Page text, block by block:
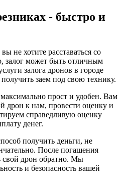
- быстро и
не хотите расставаться со
залог может быть отличным
залога дронов в городе
заем под свою технику.
прост и удобен. Вам
дрон к нам, провести оценку и
справедливую оценку
денег.
получить деньги, не
После погашения
свой дрон обратно. Мы
и безопасность вашей